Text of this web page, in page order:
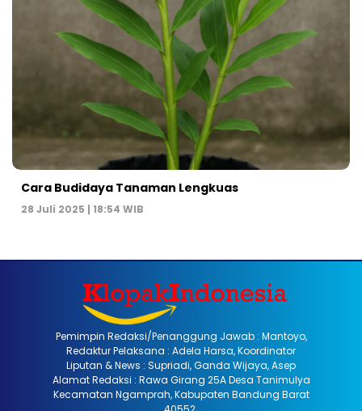
Cara Budidaya Tanaman Lengkuas
28 Juli 2025 | 18:54 WIB
Pemimpin Redaksi/Penanggung Jawab : Mantoyo,
Redaktur Pelaksana : Adela Harsa, Koordinator
Liputan & News : Supriadi, Ganda Wijaya, Asep
Alamat Redaksi : Rawa Girang 25A Desa Tanimulya
Kecamatan Ngamprah, Kabupaten Bandung Barat